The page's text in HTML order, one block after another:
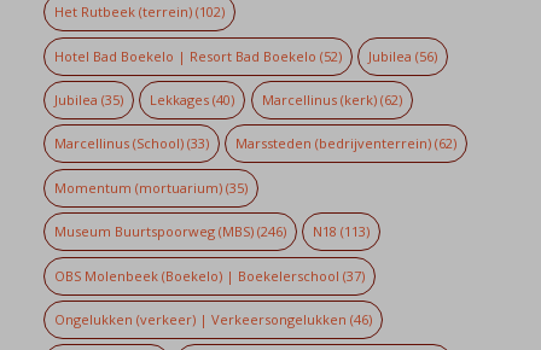
Het Rutbeek (terrein)(102)
Hotel Bad Boekelo | Resort Bad Boekelo (52) Jubilea (56)
Jubilea (35) Lekkages (40) Marcellinus (kerk)(62)
Marcellinus (School)(33) Marssteden (bedrijventerrein) (62)
Momentum (mortuarium)(35)
Museum Buurtspoorweg (MBS)(246) N18 (113)
OBS Molenbeek (Boekelo) | Boekelerschool (37)
Ongelukken (verkeer) | Verkeersongelukken (46)